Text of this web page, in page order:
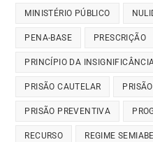
MINISTÉRIO PÚBLICO
PENA-BASE PRESCRIÇÃO
PRINCÍPIO DA
PRISÃO CAUTELAR
PRISÃO PREVENTIVA
RECURSO REGIME